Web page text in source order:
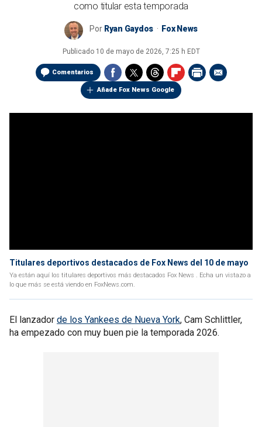
como titular esta temporada
Por Ryan Gaydos Fox News
Publicado 10 de mayo de 2026, 7:25 h EDT
Comentarios
Añade Fox News Google
Titulares deportivos destacados de Fox News del 10 de mayo
Ya están aquí los titulares deportivos más destacados Fox News . Echa un vistazo a
lo que más se está viendo en FoxNews.com.
El lanzador de los Yankees de Nueva York, Cam Schlittler,
ha empezado con muy buen pie la temporada 2026.